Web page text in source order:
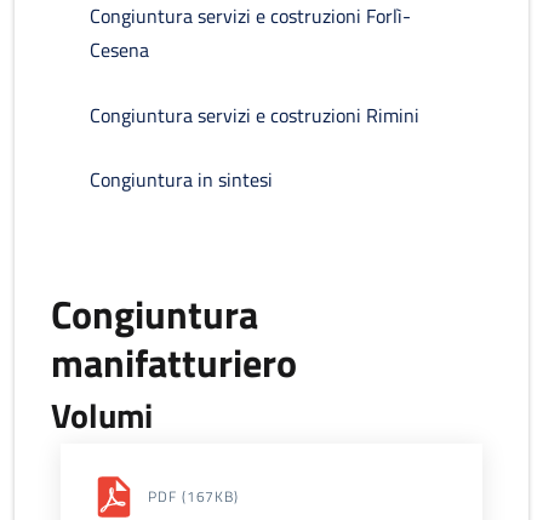
Congiuntura servizi e costruzioni Forlì-
Cesena
Congiuntura servizi e costruzioni Rimini
Congiuntura in sintesi
Congiuntura
manifatturiero
Volumi
PDF (167KB)